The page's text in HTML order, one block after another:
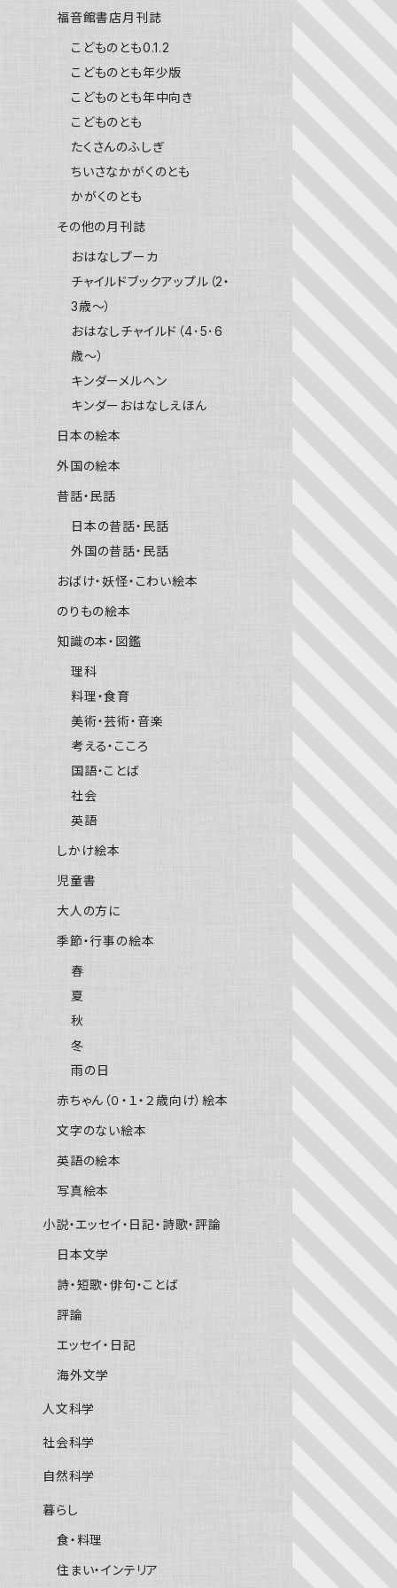
福音館書店月刊誌
こどものとも0.1.2
こどものとも年少版
こどものとも年中向き
こどものとも
たくさんのふしぎ
ちいさなかがくのとも
かがくのとも
その他の月刊誌
おはなしプーカ
チャイルドブックアップル（2・
3歳～）
おはなしチャイルド（4･5･6
歳～）
キンダーメルヘン
キンダーおはなしえほん
日本の絵本
外国の絵本
昔話・民話
日本の昔話・民話
外国の昔話・民話
おばけ・妖怪・こわい絵本
のりもの絵本
知識の本・図鑑
理科
料理・食育
美術・芸術・音楽
考える・こころ
国語・ことば
社会
英語
しかけ絵本
児童書
大人の方に
季節・行事の絵本
春
夏
秋
冬
雨の日
赤ちゃん（０・１・２歳向け）絵本
文字のない絵本
英語の絵本
写真絵本
小説・エッセイ・日記・詩歌・評論
日本文学
詩・短歌・俳句・ことば
評論
エッセイ・日記
海外文学
人文科学
社会科学
自然科学
暮らし
食・料理
住まい・インテリア